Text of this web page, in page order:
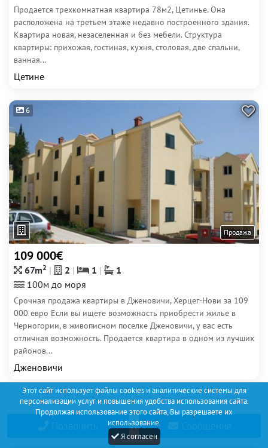
Этот сайт использует файлы cookies и аналитические системы для
персонализации услуг и повышения удобства использования сайта.
Продолжая использование этого сайта, Вы разрешаете их
использование.
Я согласен
Продается трехкомнатная квартира 78м2, Цетинье. Она
расположена на третьем этаже недавно построенного здания.
Квартира новая, незаселенная и без мебели. Структура
квартиры: прихожая, гостиная, кухня, столовая, две спальни,
ванная...
Цетине
6
Продажа
109 000€
67m2 2 1
1
100м до моря
Срочная продажа квартиры в Дженовичи, Херцег-Нови за 109
000 евро Если вы ищете возможность приобрести жилье в
Черногории, в живописном поселке Дженовичи, у вас есть
отличная возможность. Продается квартира в одном из лучших
районов...
Дженовичи
Топ покупок недвижимости
Позвонить Сообщение